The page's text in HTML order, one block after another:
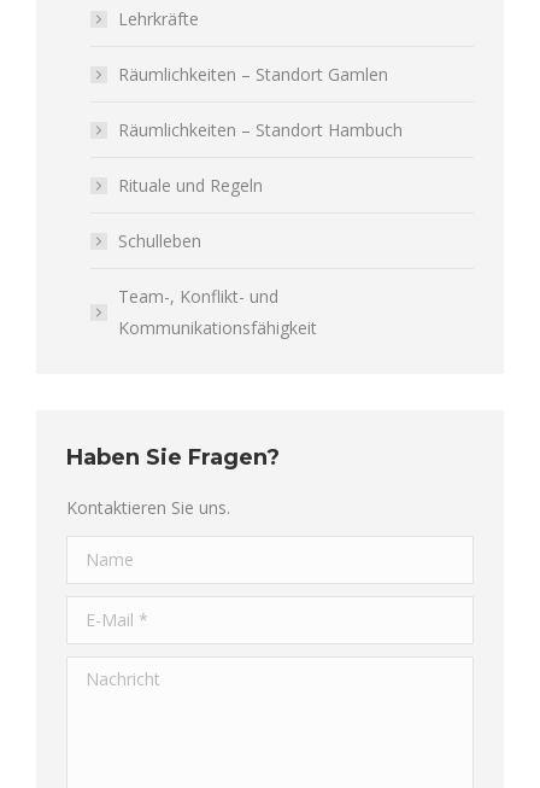
Lehrkräfte
Räumlichkeiten – Standort Gamlen
Räumlichkeiten – Standort Hambuch
Rituale und Regeln
Schulleben
Team-, Konflikt- und
Kommunikationsfähigkeit
Haben Sie Fragen?
Kontaktieren Sie uns.
Name
E-Mail *
Nachricht